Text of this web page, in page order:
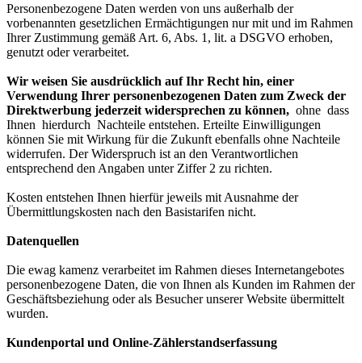
Personenbezogene Daten werden von uns außerhalb der
vorbenannten gesetzlichen Ermächtigungen nur mit und im Rahmen
Ihrer Zustimmung gemäß Art. 6, Abs. 1, lit. a DSGVO erhoben,
genutzt oder verarbeitet.
Wir weisen Sie ausdrücklich auf Ihr Recht hin, einer
Verwendung Ihrer personenbezogenen Daten zum Zweck der
Direktwerbung jederzeit widersprechen zu können, ohne dass
Ihnen hierdurch Nachteile entstehen. Erteilte Einwilligungen
können Sie mit Wirkung für die Zukunft ebenfalls ohne Nachteile
widerrufen. Der Widerspruch ist an den Verantwortlichen
entsprechend den Angaben unter Ziffer 2 zu richten.
Kosten entstehen Ihnen hierfür jeweils mit Ausnahme der
Übermittlungskosten nach den Basistarifen nicht.
Datenquellen
Die ewag kamenz verarbeitet im Rahmen dieses Internetangebotes
personenbezogene Daten, die von Ihnen als Kunden im Rahmen der
Geschäftsbeziehung oder als Besucher unserer Website übermittelt
wurden.
Kundenportal und Online-Zählerstandserfassung